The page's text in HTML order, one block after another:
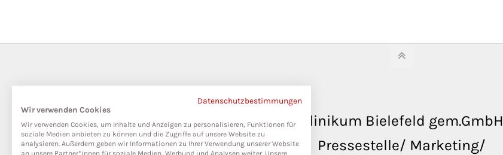
Klinikum Bielefeld gem.GmbH
Pressestelle/ Marketing/
Datenschutzbestimmungen
Wir verwenden Cookies
Wir verwenden Cookies, um Inhalte und Anzeigen zu personalisieren, Funktionen für
soziale Medien anbieten zu können und die Zugriffe auf unsere Website zu
analysieren. Außerdem geben wir Informationen zu Ihrer Verwendung unserer Website
an unsere Partner*innen für soziale Medien, Werbung und Analysen weiter. Unsere